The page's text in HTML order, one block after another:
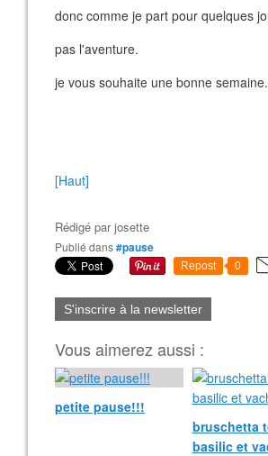
donc comme je part pour quelques
pas l'aventure.
je vous souhaite une bonne semaine.
[Haut]
Rédigé parjosette
Publié dans#pause
Repost 0
S'inscrire à la newsletter
Vous aimerez aussi :
petite pause!!!
bruschetta
basilic et